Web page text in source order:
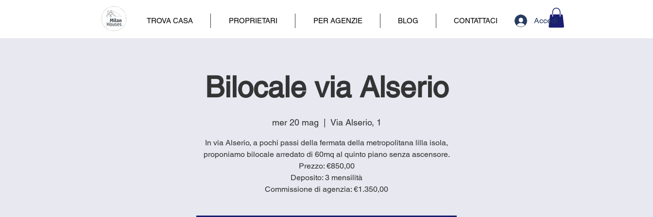
TROVA CASA PROPRIETARI PER AGENZIE BLOG CONTATTACI Accedi
Bilocale via Alserio
mer 20 mag
  |
Via Alserio, 1
In via Alserio, a pochi passi della fermata della metropolitana lilla isola,
proponiamo bilocale arredato di 60mq al quinto piano senza ascensore.
Prezzo: €850,00
Deposito: 3 mensilità